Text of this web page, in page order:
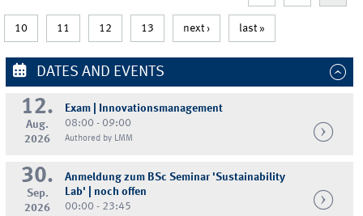
10 11 12 13 next › last »
DATES AND EVENTS
12.
Aug.
2026
Exam | Innovationsmanagement
08:00 - 09:00
Authored by LMM
30.
Sep.
2026
Anmeldung zum BSc Seminar 'Sustainability
Lab' | noch offen
00:00 - 23:45